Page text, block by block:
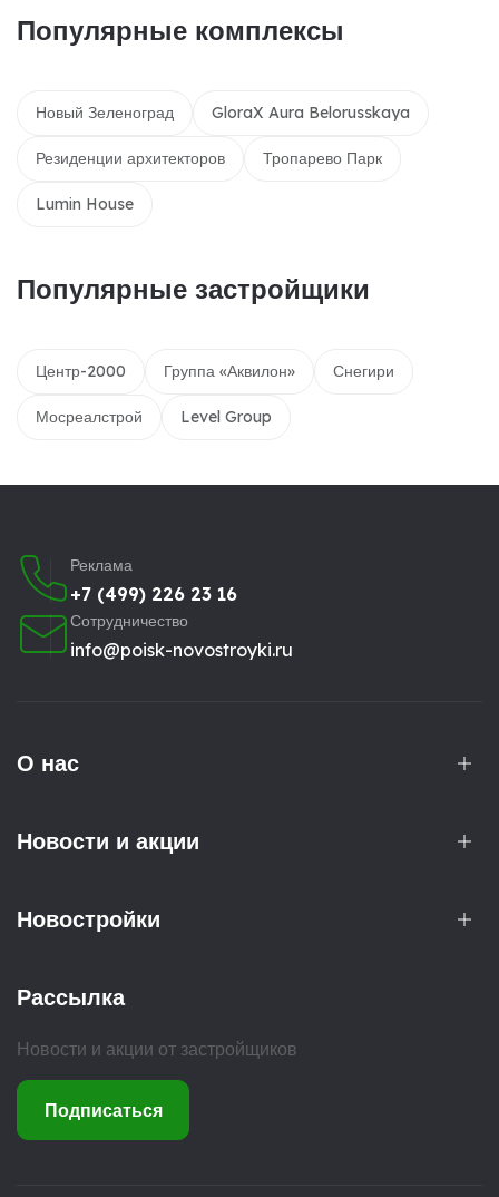
Популярные комплексы
Новый Зеленоград GloraX Aura Belorusskaya
Резиденции архитекторов Тропарево Парк
Lumin House
Популярные застройщики
Центр-2000 Группа «Аквилон» Снегири
Мосреалстрой Level Group
Реклама
+7 (499) 226 23 16
Сотрудничество
info@poisk-novostroyki.ru
О нас
Новости и акции
Новостройки
Рассылка
Новости и акции от застройщиков
Подписаться